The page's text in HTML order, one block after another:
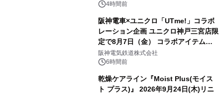
4時間前
阪神電車×ユニクロ「UTme!」コラボ
レーション企画 ユニクロ神戸三宮店限
定で8月7日（金） コラボアイテムが
発売決定！
阪神電気鉄道株式会社
6時間前
乾燥ケアライン『Moist Plus(モイス
ト プラス)』 2026年9月24日(木)リニ